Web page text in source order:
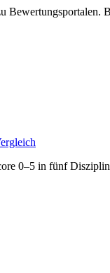
Bewertungsportalen.
0–5 in fünf